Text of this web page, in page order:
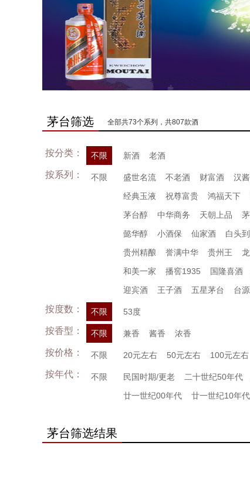
茅台筛选 全部共73个系列，共807款酒
按分类： 不限 新酒 老酒
按系列： 不限 盛世名流 不老酒 财富酒 汉
经典玉液
祝尊富贵 鸿福天下
茅台醇
中华商务 天朝上品
懿华醇
小酒保 仙家酒 白头
贵州精酿
誉满中华 贵州王
和美一家
播窖1935 国隆喜酒
迎宾酒
王子酒 五星茅台 台
按度数： 不限 53度
按香型： 不限 兼香 酱香 浓香
按价格： 不限 20元左右 50元左右 100元左右
按年代： 不限 民国时期/更老 二十世纪50年代
廿一世纪00年代
廿一世纪10年代
茅台筛选结果